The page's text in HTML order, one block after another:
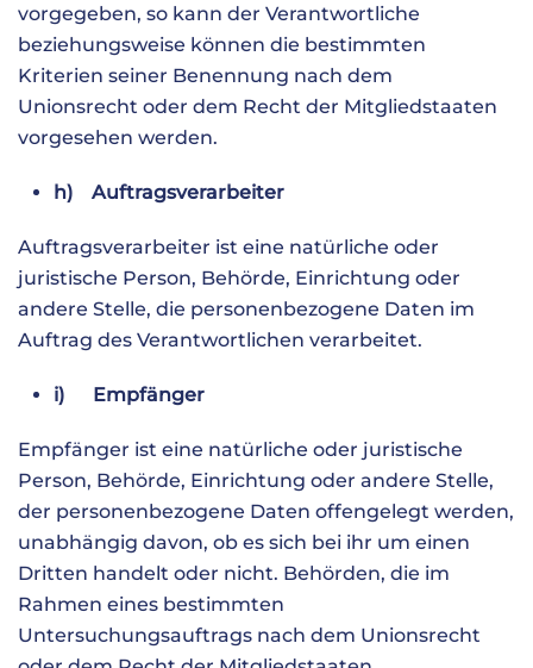
vorgegeben, so kann der Verantwortliche
beziehungsweise können die bestimmten
Kriterien seiner Benennung nach dem
Unionsrecht oder dem Recht der Mitgliedstaaten
vorgesehen werden.
h) Auftragsverarbeiter
Auftragsverarbeiter ist eine natürliche oder
juristische Person, Behörde, Einrichtung oder
andere Stelle, die personenbezogene Daten im
Auftrag des Verantwortlichen verarbeitet.
i) Empfänger
Empfänger ist eine natürliche oder juristische
Person, Behörde, Einrichtung oder andere Stelle,
der personenbezogene Daten offengelegt werden,
unabhängig davon, ob es sich bei ihr um einen
Dritten handelt oder nicht. Behörden, die im
Rahmen eines bestimmten
Untersuchungsauftrags nach dem Unionsrecht